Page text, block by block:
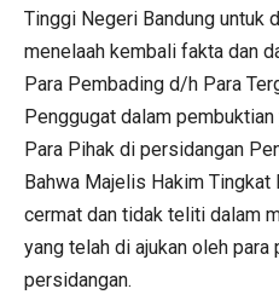
Tinggi Negeri Bandung untuk
menelaah kembali fakta dan
Para Pembading d/h Para
Penggugat dalam
Para Pihak di persidangan
Bahwa Majelis Hakim
cermat dan tidak teliti dalam
yang telah di ajukan oleh
persidangan.